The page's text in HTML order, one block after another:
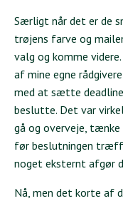
Særligt når det er de
trøjens farve og
valg og komme
af mine egne
med at sætte
beslutte. Det var
gå og overveje,
før beslutningen
noget eksternt afgør
Nå, men det korte af